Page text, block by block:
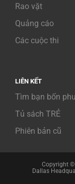
Rao vặt
Quảng cáo
Các cuộc thi
LIÊN KẾT
Tìm bạn bốn
Tủ sách TRẺ
Phiên bản cũ
Copyright ©
Dallas